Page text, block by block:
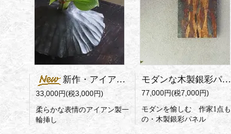
新作・アイアン製一輪挿し
33,000円(税3,000円)
柔らかな表情のアイアン製一
輪挿し
モダンな木製銀彩パネル
77,000円(税7,000円)
モダンを愉しむ 作家1点も
の・木製銀彩パネル